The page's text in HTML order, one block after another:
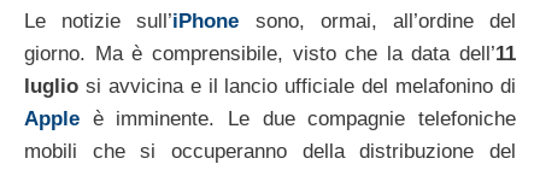
Le notizie sull’iPhone sono, ormai, all’ordine del
giorno. Ma è comprensibile, visto che la data dell’11
luglio si avvicina e il lancio ufficiale del melafonino di
Apple è imminente. Le due compagnie telefoniche
mobili che si occuperanno della distribuzione del